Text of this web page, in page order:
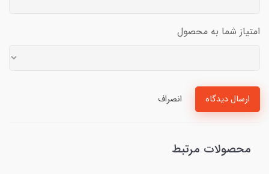
امتیاز شما به محصول
ارسال دیدگاه انصراف
محصولات مرتبط